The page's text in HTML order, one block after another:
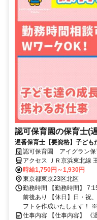
認可保育園の保育士(
遅番保育士【要資格】子ども
地”となる保育園を目指して
認可保育園 アイグラン保
アクセス ＪＲ京浜東北線
子4番口徒歩約5分、都電
時給1,750円～1,930円
東京都東京23区北区
勤務時間 【勤務時間】
前後あり 【休日】日・祝
フトを作成いたします！
仕事内容 【仕事内容】 《